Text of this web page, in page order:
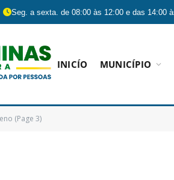
Seg. a sexta. de 08:00 às 12:00 e das 14:00
INICÍO MUNICÍPIO
(Page 3)